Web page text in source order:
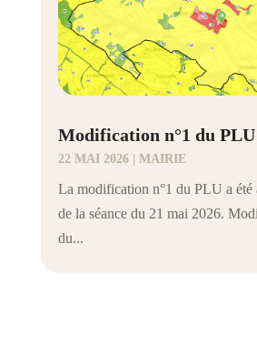
Modification n°1 du PLU
22 MAI 2026| MAIRIE
La modification n°1 du PLU a été
de la séance du 21 mai 2026.
du...